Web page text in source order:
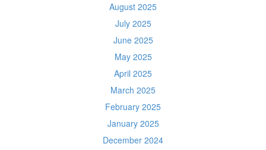
August 2025
July 2025
June 2025
May 2025
April 2025
March 2025
February 2025
January 2025
December 2024